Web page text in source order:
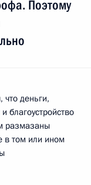
Поэтому
деньги,
благоустройство
размазаны
в том или ином